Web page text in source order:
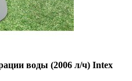
воды (2006 л/ч) Intex